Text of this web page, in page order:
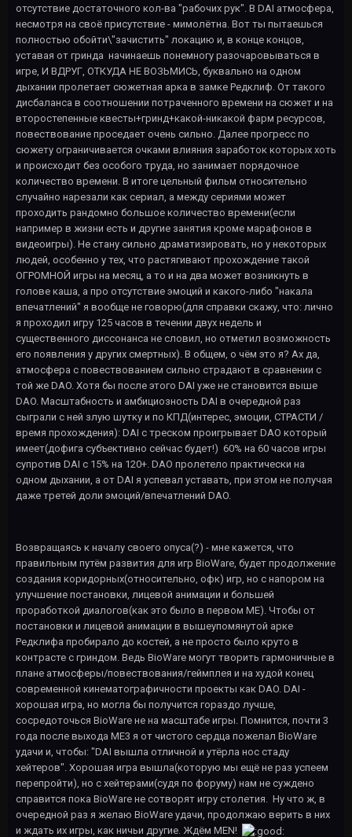
отсутствие достаточного кол-ва "рабочих рук". В DAI атмосфера,
несмотря на своё присутствие - мимолётна. Вот ты пытаешься
полностью обойти\"зачистить" локацию и, в конце концов,
уставая от гринда начинаешь понемногу разочаровываться в
игре, И ВДРУГ, ОТКУДА НЕ ВОЗЬМИСЬ, буквально на одном
дыхании пролетает сюжетная арка в замке Редклиф. От такого
дисбаланса в соотношении потраченного времени на сюжет и на
второстепенные квесты+гринд+какой-никакой фарм ресурсов,
повествование проседает очень сильно. Далее прогресс по
сюжету ограничивается очками влияния заработок которых хоть
и происходит без особого труда, но занимает порядочное
количество времени. В итоге цельный фильм относительно
случайно нарезали как сериал, а между сериями может
проходить рандомно большое количество времени(если
например в жизни есть и другие занятия кроме марафонов в
видеоигры). Не стану сильно драматизировать, но у некоторых
людей, особенно у тех, что растягивают прохождение такой
ОГРОМНОЙ игры на месяц, а то и на два может возникнуть в
голове каша, а про отсутствие эмоций и какого-либо "накала
впечатлений" я вообще не говорю(для справки скажу, что: лично
я проходил игру 125 часов в течении двух недель и
существенного диссонанса не словил, но отметил возможность
его появления у других смертных). В общем, о чём это я? Ах да,
атмосфера с повествованием сильно страдают в сравнении с
той же DAO. Хотя бы после этого DAI уже не становится выше
DAO. Масштабность и амбициозность DAI в очередной раз
сыграли с ней злую шутку и по КПД(интерес, эмоции, СТРАСТИ /
время прохождения): DAI с треском проигрывает DAO который
имеет(дофига субъективно сейчас будет!) 60% на 60 часов игры
супротив DAI с 15% на 120+. DAO пролетело практически на
одном дыхании, а от DAI я успевал уставать, при этом не получая
даже третей доли эмоций/впечатлений DAO.
Возвращаясь к началу своего опуса(?) - мне кажется, что
правильным путём развития для игр BioWare, будет продолжение
создания коридорных(относительно, офк) игр, но с напором на
улучшение постановки, лицевой анимации и большей
проработкой диалогов(как это было в первом ME). Чтобы от
постановки и лицевой анимации в вышеупомянутой арке
Редклифа пробирало до костей, а не просто было круто в
контрасте с гриндом. Ведь BioWare могут творить гармоничные в
плане атмосферы/повествования/геймплея и на худой конец
современной кинематографичности проекты как DAO. DAI -
хорошая игра, но могла бы получится гораздо лучше,
сосредоточься BioWare не на масштабе игры. Помнится, почти 3
года после выхода ME3 я от чистого сердца пожелал BioWare
удачи и, чтобы: "DAI вышла отличной и утёрла нос стаду
хейтеров". Хорошая игра вышла(которую мы ещё не раз успеем
перепройти), но с хейтерами(судя по форуму) нам не суждено
справится пока BioWare не сотворят игру столетия. Ну что ж, в
очередной раз я желаю BioWare удачи, продолжаю верить в них
и ждать их игры, как ничьи другие. Ждём MEN!